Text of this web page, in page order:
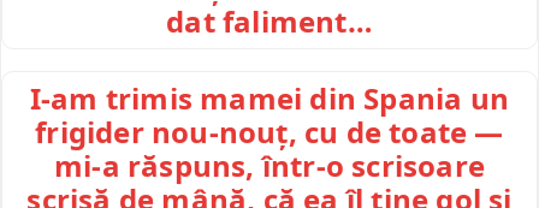
dat faliment…
I-am trimis mamei din Spania un
frigider nou-nouț, cu de toate —
mi-a răspuns, într-o scrisoare
scrisă de mână, că ea îl ține gol și